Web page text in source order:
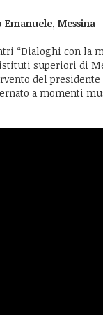
Messina
“Dialoghi con la
superiori di
del presidente
a momenti